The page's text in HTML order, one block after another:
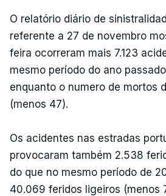
O relatório diário de
referente a 27 de novembro
feira ocorreram mais 7.123
mesmo período do ano
enquanto o numero de mortos
(menos 47).
Os acidentes nas estradas
provocaram também 2.538
do que no mesmo período de
40.069 feridos ligeiros (menos